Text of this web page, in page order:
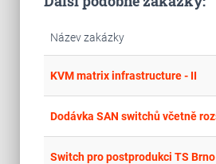
Název zakázky
KVM matrix infrastructure - II
Switch pro postprodukci TS Brno